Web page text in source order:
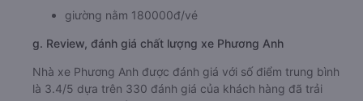
giường nằm 180000đ/vé
g. Review, đánh giá chất lượng xe Phương Anh
Nhà xe Phương Anh được đánh giá với số điểm trung bình
là 3.4/5 dựa trên 330 đánh giá của khách hàng đã trải